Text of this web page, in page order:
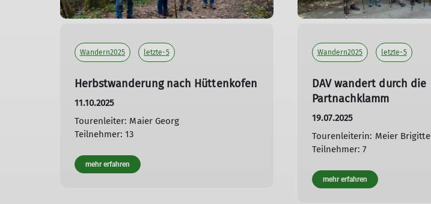
Wandern2025 letzte-5
Herbstwanderung nach Hüttenkofen
11.10.2025
Tourenleiter: Maier Georg
Teilnehmer: 13
mehr erfahren
Wandern2025 letzte-5
DAV wandert durch die
Partnachklamm
19.07.2025
Tourenleiterin: Meier Brigitte
Teilnehmer: 7
mehr erfahren